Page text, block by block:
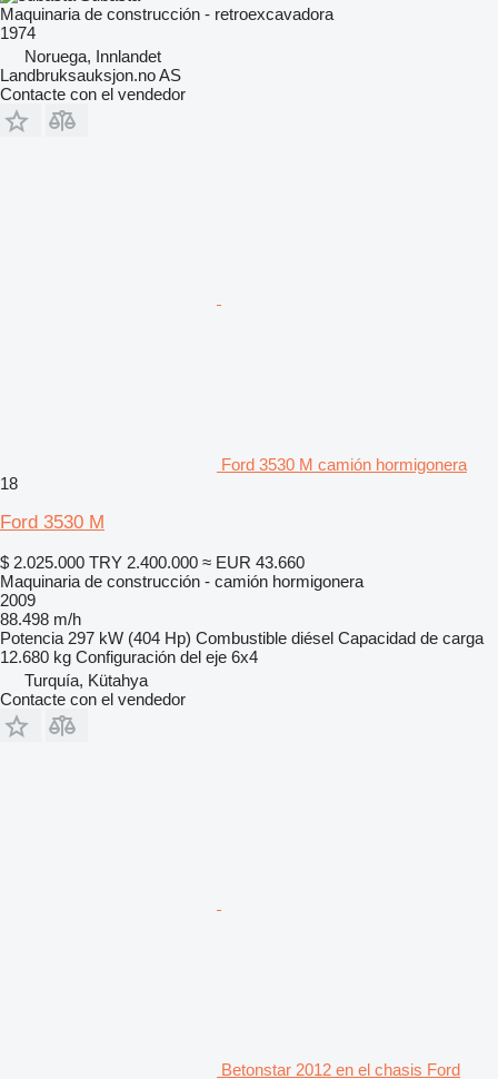
Maquinaria de construcción - retroexcavadora
1974
Noruega, Innlandet
Landbruksauksjon.no AS
Contacte con el vendedor
Ford 3530 M camión hormigonera
18
Ford 3530 M
$ 2.025.000 TRY 2.400.000 ≈ EUR 43.660
Maquinaria de construcción - camión hormigonera
2009
88.498 m/h
Potencia 297 kW (404 Hp) Combustible diésel Capacidad de carga
12.680 kg Configuración del eje 6x4
Turquía, Kütahya
Contacte con el vendedor
Betonstar 2012 en el chasis Ford